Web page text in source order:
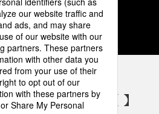
3 4 5
気設備 SNSアカウント